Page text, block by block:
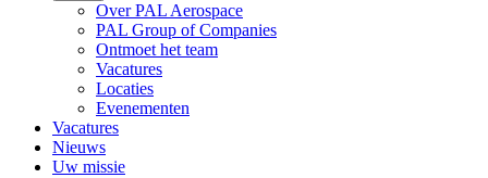
Over PAL Aerospace
PAL Group of Companies
Ontmoet het team
Vacatures
Locaties
Evenementen
Vacatures
Nieuws
Uw missie